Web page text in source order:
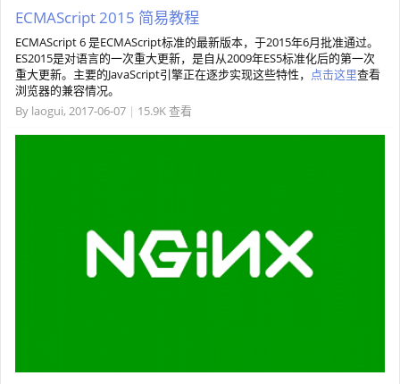
ECMAScript 2015 简易教程
ECMAScript 6 是ECMAScript标准的最新版本，于2015年6月批准通过。
ES2015是对语言的一次重大更新，是自从2009年ES5标准化后的第一次
重大更新。主要的JavaScript引擎正在逐步实现这些特性， 点击这里查看
浏览器的兼容情况。
By laogui, 2017-06-07 | 15.9K 查看